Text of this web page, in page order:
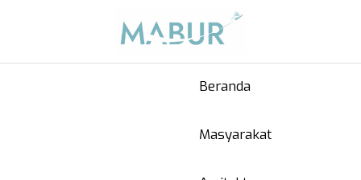
Beranda
Masyarakat